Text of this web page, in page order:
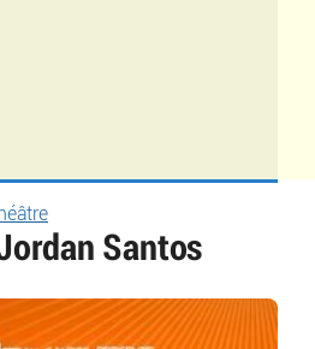
Santos